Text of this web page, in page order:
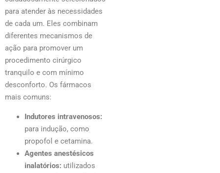
para atender às necessidades
de cada um. Eles combinam
diferentes mecanismos de
ação para promover um
procedimento cirúrgico
tranquilo e com mínimo
desconforto. Os fármacos
mais comuns:
Indutores intravenosos:
para indução, como
propofol e cetamina.
Agentes anestésicos
inalatórios: utilizados